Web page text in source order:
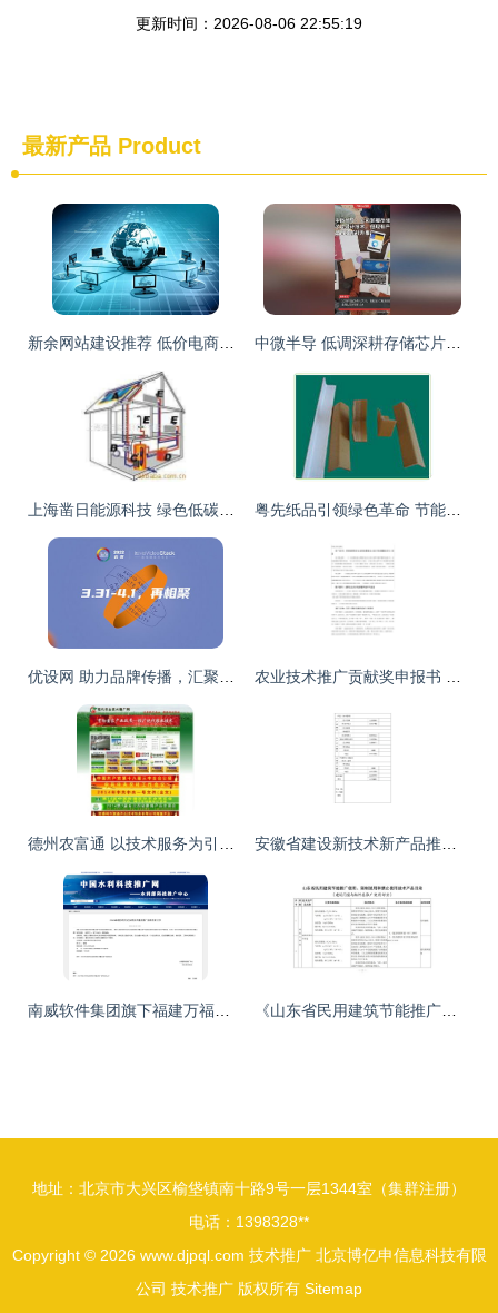
更新时间：2026-08-06 22:55:19
最新产品 Product
地址：北京市大兴区榆垡镇南十路9号一层1344室（集群注册）
电话：1398328**
Copyright © 2026 www.djpql.com 技术推广 北京博亿申信息科技有限
公司 技术推广 版权所有 Sitemap